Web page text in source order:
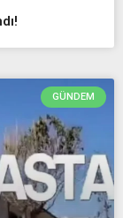
GÜNDEM